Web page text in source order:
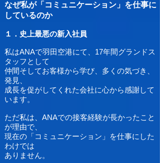
なぜ私が「コミュニケーション」を仕事に
しているのか
１．史上最悪の新入社員
私はANAで羽田空港にて、17年間グランドス
タッフとして
仲間そしてお客様から学び、多くの気づき、
発見、
成長を促がしてくれた会社に心から感謝して
います。
ただ私は、ANAでの接客経験が長かったこと
が理由で、
現在の「コミュニケーション」を仕事にした
わけでは
ありません。